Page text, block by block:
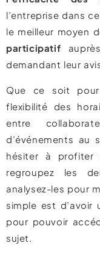
l’entreprise dans
le meilleur moyen
participatif
demandant leur
Que ce soit
flexibilité des
entre
d’événements au
hésiter à profiter
regroupez les
analysez-les pour
simple est d’avoir
pour pouvoir
sujet.